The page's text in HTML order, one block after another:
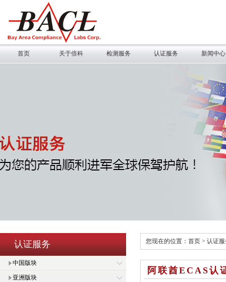
首页 关于倍科 检测服务 认证服务 新闻中心
认证服务
中国版块
亚洲版块
您现在的位置： 首页 > 认证
阿联酋ECAS认